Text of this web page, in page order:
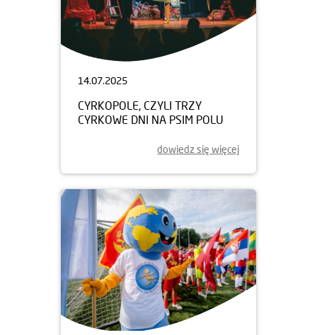
14.07.2025
CYRKOPOLE, CZYLI TRZY
CYRKOWE DNI NA PSIM POLU
dowiedz się więcej